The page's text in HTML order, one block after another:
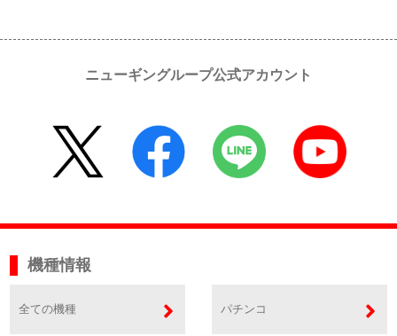
ニューギングループ公式アカウント
機種情報
全ての機種 パチンコ